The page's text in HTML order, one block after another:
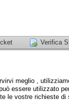
Verifica
meglio ,
essere utilizzato
le vostre richieste